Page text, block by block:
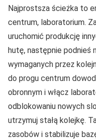
Najprostsza ścieżka to
centrum, laboratorium.
uruchomić produkcję
hutę, następnie podnieś
wymaganych przez
do progu centrum
obronnym i włącz
odblokowaniu nowych
utrzymuj stałą kolejkę.
zasobów i stabilizuje